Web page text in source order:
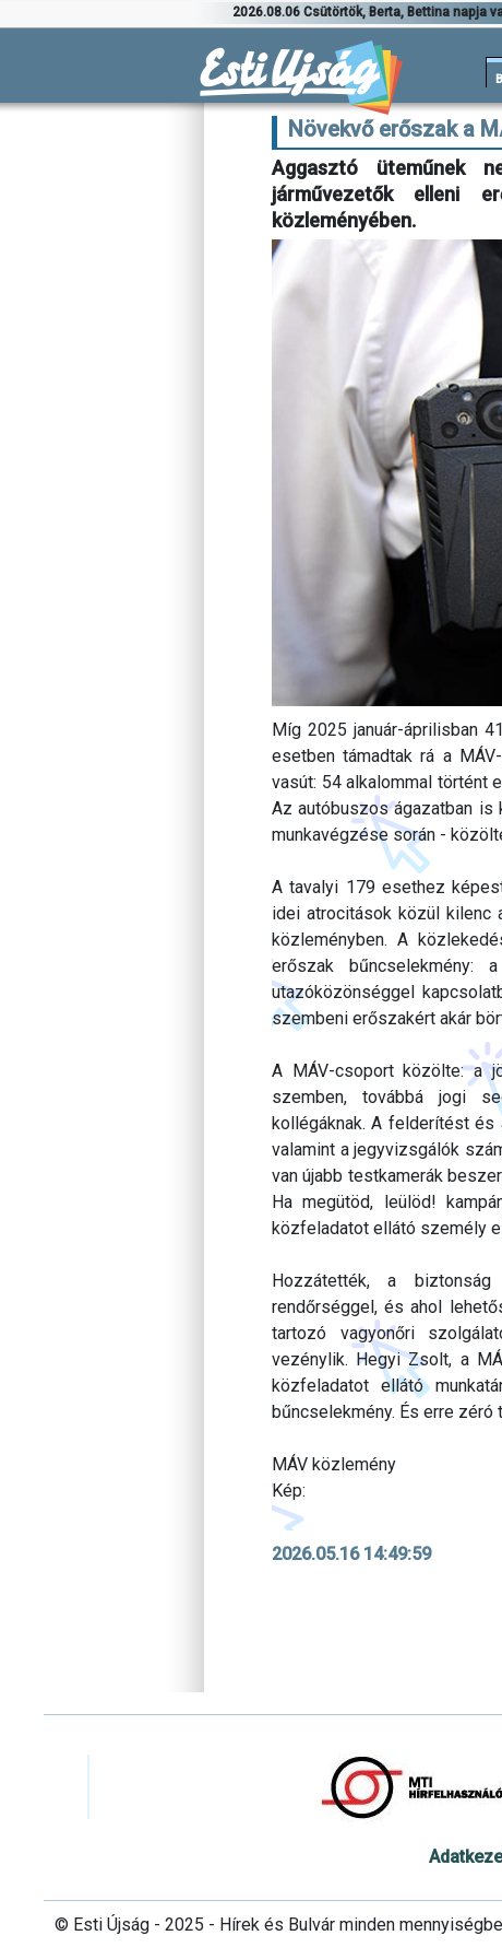
2026.08.06 Csütörtök, Berta, Bettina napja
Növekvő erőszak a
Aggasztó üteműnek
járművezetők elleni
közleményében.
Míg 2025 január-áprilisban
esetben támadtak rá a
vasút: 54 alkalommal történt
Az autóbuszos ágazatban
munkavégzése során -
A tavalyi 179 esethez
idei atrocitások közül
közleményben. A
erőszak bűncselekmény:
utazóközönséggel
szembeni erőszakért akár
A MÁV-csoport közölte: a
szemben, továbbá jogi
kollégáknak. A felderítést
valamint a jegyvizsgálók
van újabb testkamerák
Ha megütöd, leülöd!
közfeladatot ellátó személy
Hozzátették, a biztonság
rendőrséggel, és ahol
tartozó vagyonőri
vezénylik. Hegyi Zsolt, a
közfeladatot ellátó
bűncselekmény. És erre zéró
MÁV közlemény
Kép:
2026.05.16 14:49:59
© Esti Újság - 2025 - Hírek és Bulvár minden